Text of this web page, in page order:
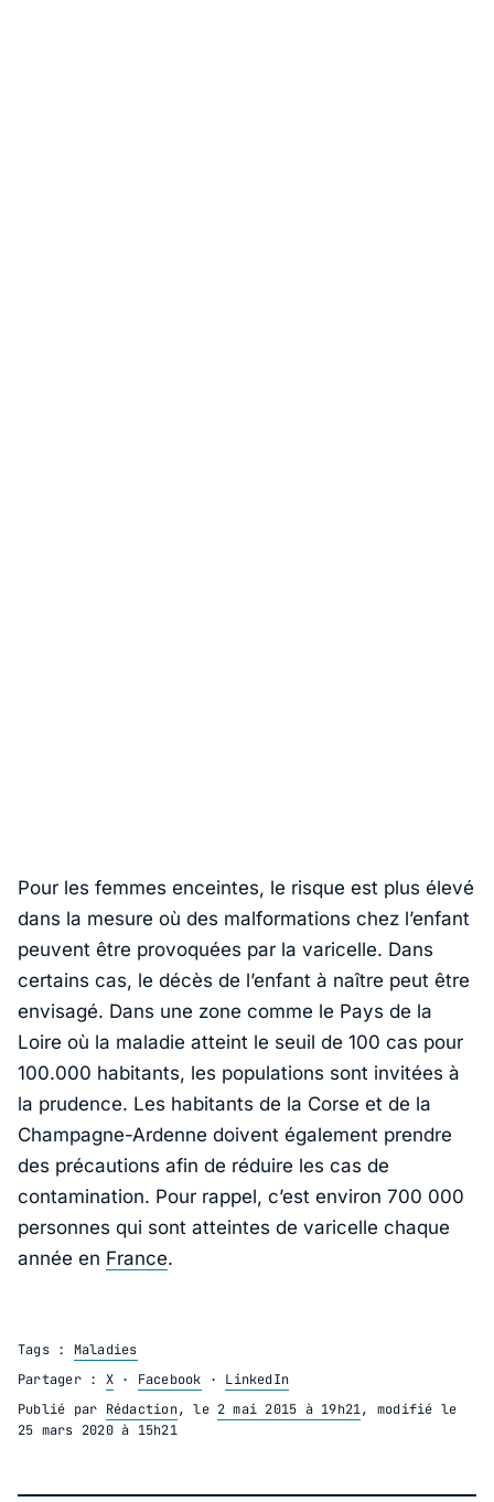
Pour les femmes enceintes, le risque est plus élevé
dans la mesure où des malformations chez l’enfant
peuvent être provoquées par la varicelle. Dans
certains cas, le décès de l’enfant à naître peut être
envisagé. Dans une zone comme le Pays de la
Loire où la maladie atteint le seuil de 100 cas pour
100.000 habitants, les populations sont invitées à
la prudence. Les habitants de la Corse et de la
Champagne-Ardenne doivent également prendre
des précautions afin de réduire les cas de
contamination. Pour rappel, c’est environ 700 000
personnes qui sont atteintes de varicelle chaque
année en France.
Tags : Maladies
Partager : X· Facebook · LinkedIn
Publié par Rédaction, le 2 mai 2015 à 19h21, modifié le
25 mars 2020 à 15h21